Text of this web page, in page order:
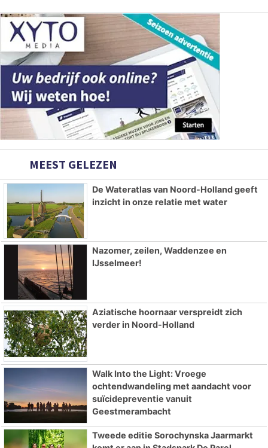
MEEST GELEZEN
De Wateratlas van Noord-Holland geeft
inzicht in onze relatie met water
Nazomer, zeilen, Waddenzee en
IJsselmeer!
Aziatische hoornaar verspreidt zich
verder in Noord-Holland
Walk Into the Light: Vroege
ochtendwandeling met aandacht voor
suïcidepreventie vanuit
Geestmerambacht
Tweede editie Sorochynska Jaarmarkt